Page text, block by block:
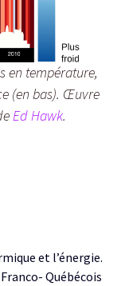
en température,
(en bas). Œuvre
Ed Hawk.
et l’énergie.
Québécois